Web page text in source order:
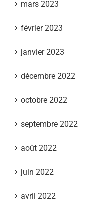
mars 2023
février 2023
janvier 2023
décembre 2022
octobre 2022
septembre 2022
août 2022
juin 2022
avril 2022